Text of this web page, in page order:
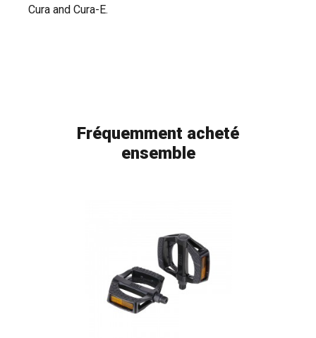
Cura and Cura-E.
Fréquemment acheté
ensemble